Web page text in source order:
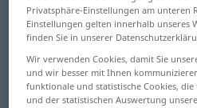
Übersicht aller
afflict, torment, torture
Privatsphäre-Einstellungen am unteren
Einstellungen gelten innerhalb unseres
finden Sie in unserer
Wir verwenden Cookies, damit Sie
und wir besser mit Ihnen
funktionale und statistische Cookies,
und der statistischen Auswertung